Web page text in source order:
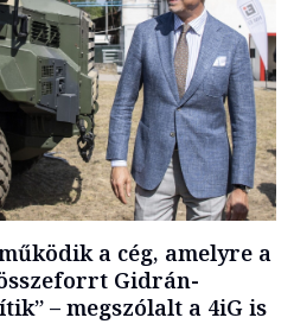
a cég, amelyre a
Gidrán-
– megszólalt a 4iG is